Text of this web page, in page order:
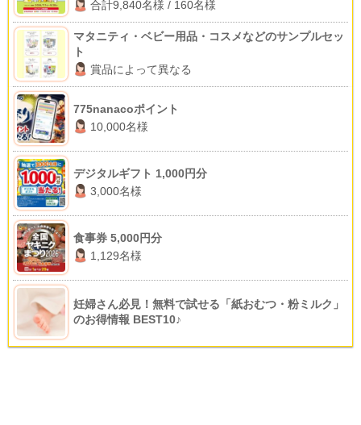
合計9,840名様 / 160名様
マタニティ・ベビー用品・コスメなどのサンプルセッ
ト
賞品によって異なる
775nanacoポイント
10,000名様
デジタルギフト 1,000円分
3,000名様
食事券 5,000円分
1,129名様
妊婦さん必見！無料で試せる「紙おむつ・粉ミルク」
のお得情報 BEST10♪